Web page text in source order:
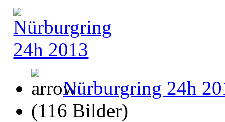
Nürburgring 24h
(116 Bilder)